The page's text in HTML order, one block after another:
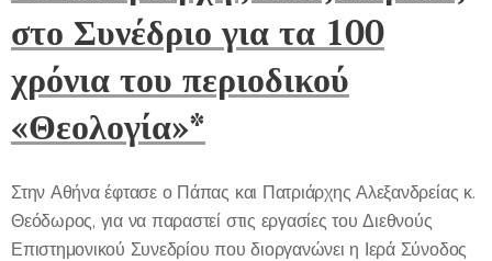
στο Συνέδριο για τα 100
χρόνια του περιοδικού
«Θεολογία»*
Στην Αθήνα έφτασε ο Πάπας και Πατριάρχης Αλεξανδρείας κ.
Θεόδωρος, για να παραστεί στις εργασίες του Διεθνούς
Επιστημονικού Συνεδρίου που διοργανώνει η Ιερά Σύνοδος